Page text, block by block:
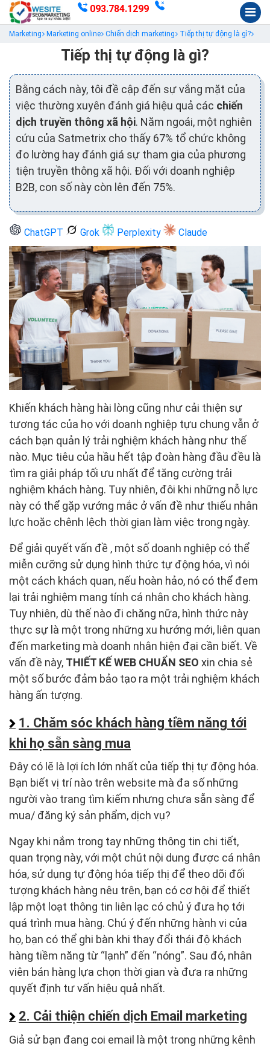
093.784.1299
Marketing Marketing online Chiến dịch marketing Tiếp thị tự động là gì?
Tiếp thị tự động là gì?
Bằng cách này, tôi đề cập đến sự vắng mặt của
việc thường xuyên đánh giá hiệu quả các chiến
dịch truyền thông xã hội. Năm ngoái, một nghiên
cứu của Satmetrix cho thấy 67% tổ chức không
đo lường hay đánh giá sự tham gia của phương
tiện truyền thông xã hội. Đối với doanh nghiệp
B2B, con số này còn lên đến 75%.
ChatGPT Grok Perplexity Claude
Khiến khách hàng hài lòng cũng như cải thiện sự
tương tác của họ với doanh nghiệp tựu chung vẫn ở
cách bạn quản lý trải nghiệm khách hàng như thế
nào. Mục tiêu của hầu hết tập đoàn hàng đầu đều là
tìm ra giải pháp tối ưu nhất để tăng cường trải
nghiệm khách hàng. Tuy nhiên, đôi khi những nỗ lực
này có thể gặp vướng mắc ở vấn đề như thiếu nhân
lực hoặc chênh lệch thời gian làm việc trong ngày.
Để giải quyết vấn đề , một số doanh nghiệp có thể
miễn cưỡng sử dụng hình thức tự động hóa, vì nói
một cách khách quan, nếu hoàn hảo, nó có thể đem
lại trải nghiệm mang tính cá nhân cho khách hàng.
Tuy nhiên, dù thế nào đi chăng nữa, hình thức này
thực sự là một trong những xu hướng mới, liên quan
đến marketing mà doanh nhân hiện đại cần biết. Về
vấn đề này, THIẾT KẾ WEB CHUẨN SEO xin chia sẻ
một số bước đảm bảo tạo ra một trải nghiệm khách
hàng ấn tượng.
1. Chăm sóc khách hàng tiềm năng tới
khi họ sẵn sàng mua
Đây có lẽ là lợi ích lớn nhất của tiếp thị tự động hóa.
Bạn biết vị trí nào trên website mà đa số những
người vào trang tìm kiếm nhưng chưa sẵn sàng để
mua/ đăng ký sản phẩm, dịch vụ?
Ngay khi nắm trong tay những thông tin chi tiết,
quan trọng này, với một chút nội dung được cá nhân
hóa, sử dụng tự động hóa tiếp thị để theo dõi đối
tượng khách hàng nêu trên, bạn có cơ hội để thiết
lập một loạt thông tin liên lạc có chủ ý đưa họ tới
quá trình mua hàng. Chú ý đến những hành vi của
họ, bạn có thể ghi bàn khi thay đổi thái độ khách
hàng tiềm năng từ “lạnh” đến “nóng”. Sau đó, nhân
viên bán hàng lựa chọn thời gian và đưa ra những
quyết định tư vấn hiệu quả nhất.
2. Cải thiện chiến dịch Email marketing
Giả sử bạn đang coi email là một trong những kênh